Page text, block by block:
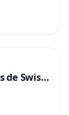
de Swiss